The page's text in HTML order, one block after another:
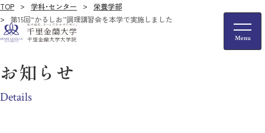
TOP 学科・センター
栄養学部
第15回“かるしお”調理講習会を本学で実施しました
お知らせ
Details